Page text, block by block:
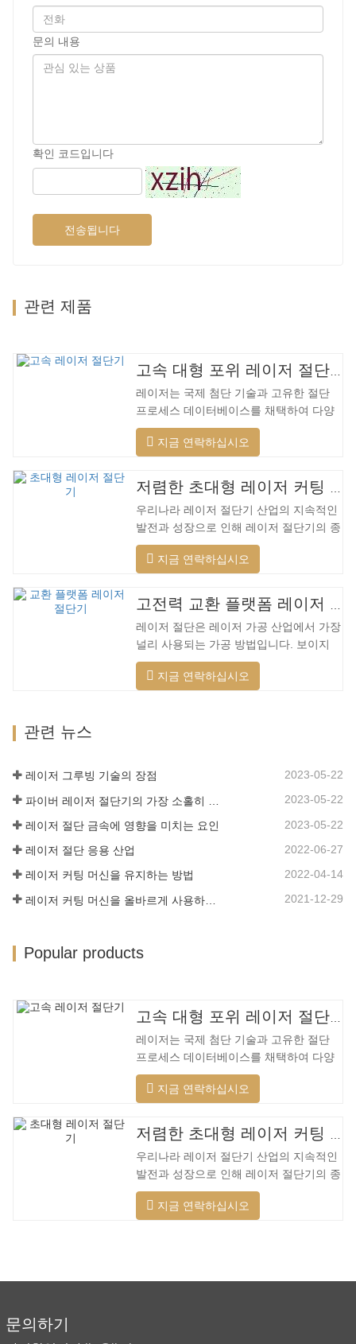
문의 내용
확인 코드입니다
전송됩니다
관련 제품
레이저는 국제 첨단 기술과 고유한 절단
프로세스 데이터베이스를 채택하여 다양
한 재료에 대해 다양한 지능형 절단을 수
행하고, 절단 표면을 최적화하고, 더 넓은
나은 품질 및 더 낮은 비용을 적용할 수 있
습니다. 저전력에서 고출력 레이저 범위까
지. 레이저 헤드는 자동으로 장애물을 피
할 수 있습니다. 레이저 헤드는 높은 동적
반응을 수행하고 장애물을 사전에 예측하
며 레이저 헤드를 최대한 보호할 수 있습
미늄 합금은 가볍고 강한 강성을 갖고 있
어 가공 시…
지금 연락하십시오
우리나라 레이저 절단기 산업의 지속적인
발전과 성장으로 인해 레이저 절단기의 종
류가 점점 더 많아지고 있으며 레이저 절
단기의 모델이 지속적으로 풍부해지고 있
는 제품의 품질이 지속적으로 향상되고 있
습니다. 개선. 국내 레이저 절단기의 연구
개발 및 생산에서 큰 진전이 이루어졌습니
다. 강력한 R&D 역량과 우수한 제품 품질
을 갖춘 Lin Laser는 전국에 기반을 두고
세계를 바라보고 있습니다. 절단기 형식에
지금 연락하십시오
레이저 절단은 레이저 가공 산업에서 가장
널리 사용되는 가공 방법입니다. 보이지
않는 빔은 전통적인 기계식 칼을 대체하며
절단 패턴, 자동 조판, 재료 절약, 부드러
가 짧으며 생산 구성이 쉽고 열 민감도가
낮은 용접 베드 기술을 채택합니다. , 절단
재료는 더 넓은 범위, 더 빠른 속도, 더 나
지금 연락하십시오
관련 뉴스
레이저 그루빙 기술의 장점 2023-05-22
2023-05-22
레이저 절단 금속에 영향을 미치는 요인 2023-05-22
레이저 절단 응용 산업 2022-06-27
레이저 커팅 머신을 유지하는 방법 2022-04-14
2021-12-29
Popular products
레이저는 국제 첨단 기술과 고유한 절단
프로세스 데이터베이스를 채택하여 다양
한 재료에 대해 다양한 지능형 절단을 수
행하고, 절단 표면을 최적화하고, 더 넓은
나은 품질 및 더 낮은 비용을 적용할 수 있
습니다. 저전력에서 고출력 레이저 범위까
지. 레이저 헤드는 자동으로 장애물을 피
할 수 있습니다. 레이저 헤드는 높은 동적
반응을 수행하고 장애물을 사전에 예측하
며 레이저 헤드를 최대한 보호할 수 있습
지금 연락하십시오
우리나라 레이저 절단기 산업의 지속적인
발전과 성장으로 인해 레이저 절단기의 종
류가 점점 더 많아지고 있으며 레이저 절
단기의 모델이 지속적으로 풍부해지고 있
개발 및 생산에서 큰 진전이 이루어졌습니
지금 연락하십시오
문의하기